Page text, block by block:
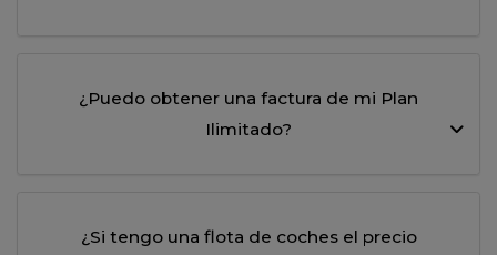
¿Puedo obtener una factura de mi Plan
Ilimitado?
¿Si tengo una flota de coches el precio